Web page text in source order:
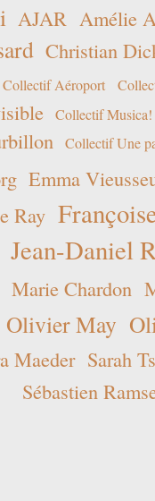
AJAR Amélie
Christian
Collectif Aéroport
Collectif Musica!
Collectif Une
Emma
Ray
Jean-Daniel
Marie Chardon
Olivier May
Maeder Sarah
Sébastien